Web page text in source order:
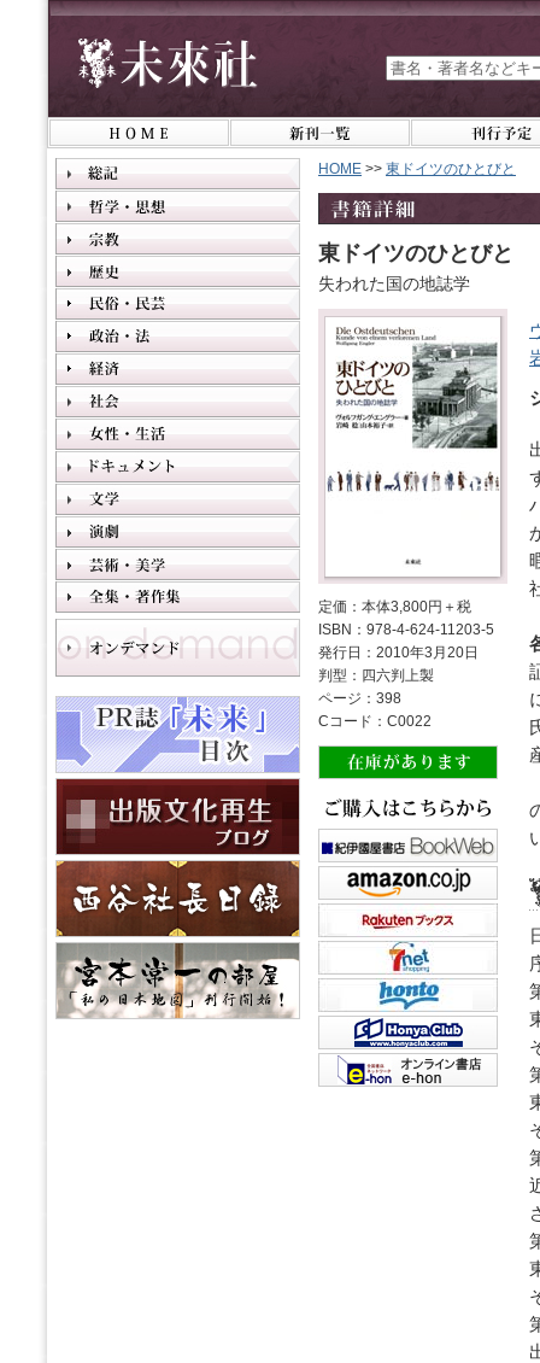
HOME >> 東ドイツのひとびと
東ドイツのひとびと
失われた国の地誌学
定価：本体3,800円＋税
ISBN：978-4-624-11203-5
発行日：2010年3月20日
判型：四六判上製
ページ：398
Cコード：C0022